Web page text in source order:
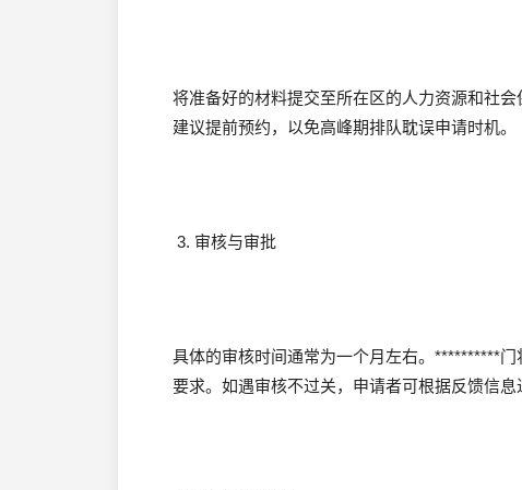
将准备好的材料提交至所在区的人力资源和社
建议提前预约，以免高峰期排队耽误申请时机。
3. 审核与审批
具体的审核时间通常为一个月左右。**********
要求。如遇审核不过关，申请者可根据反馈信息